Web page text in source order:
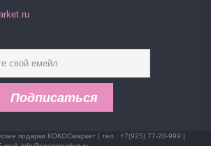
Подписаться
подарки КОКОСмаркет | тел.: +7(925) 77-20-999 |